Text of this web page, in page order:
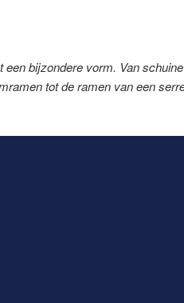
bijzondere vorm. Van
tot de ramen van een